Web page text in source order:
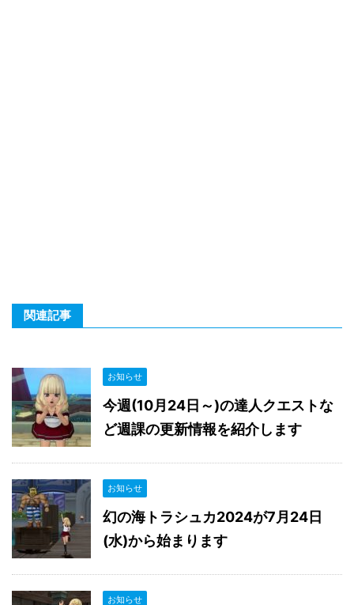
関連記事
お知らせ
今週(10月24日～)の達人クエストな
ど週課の更新情報を紹介します
お知らせ
幻の海トラシュカ2024が7月24日
(水)から始まります
お知らせ